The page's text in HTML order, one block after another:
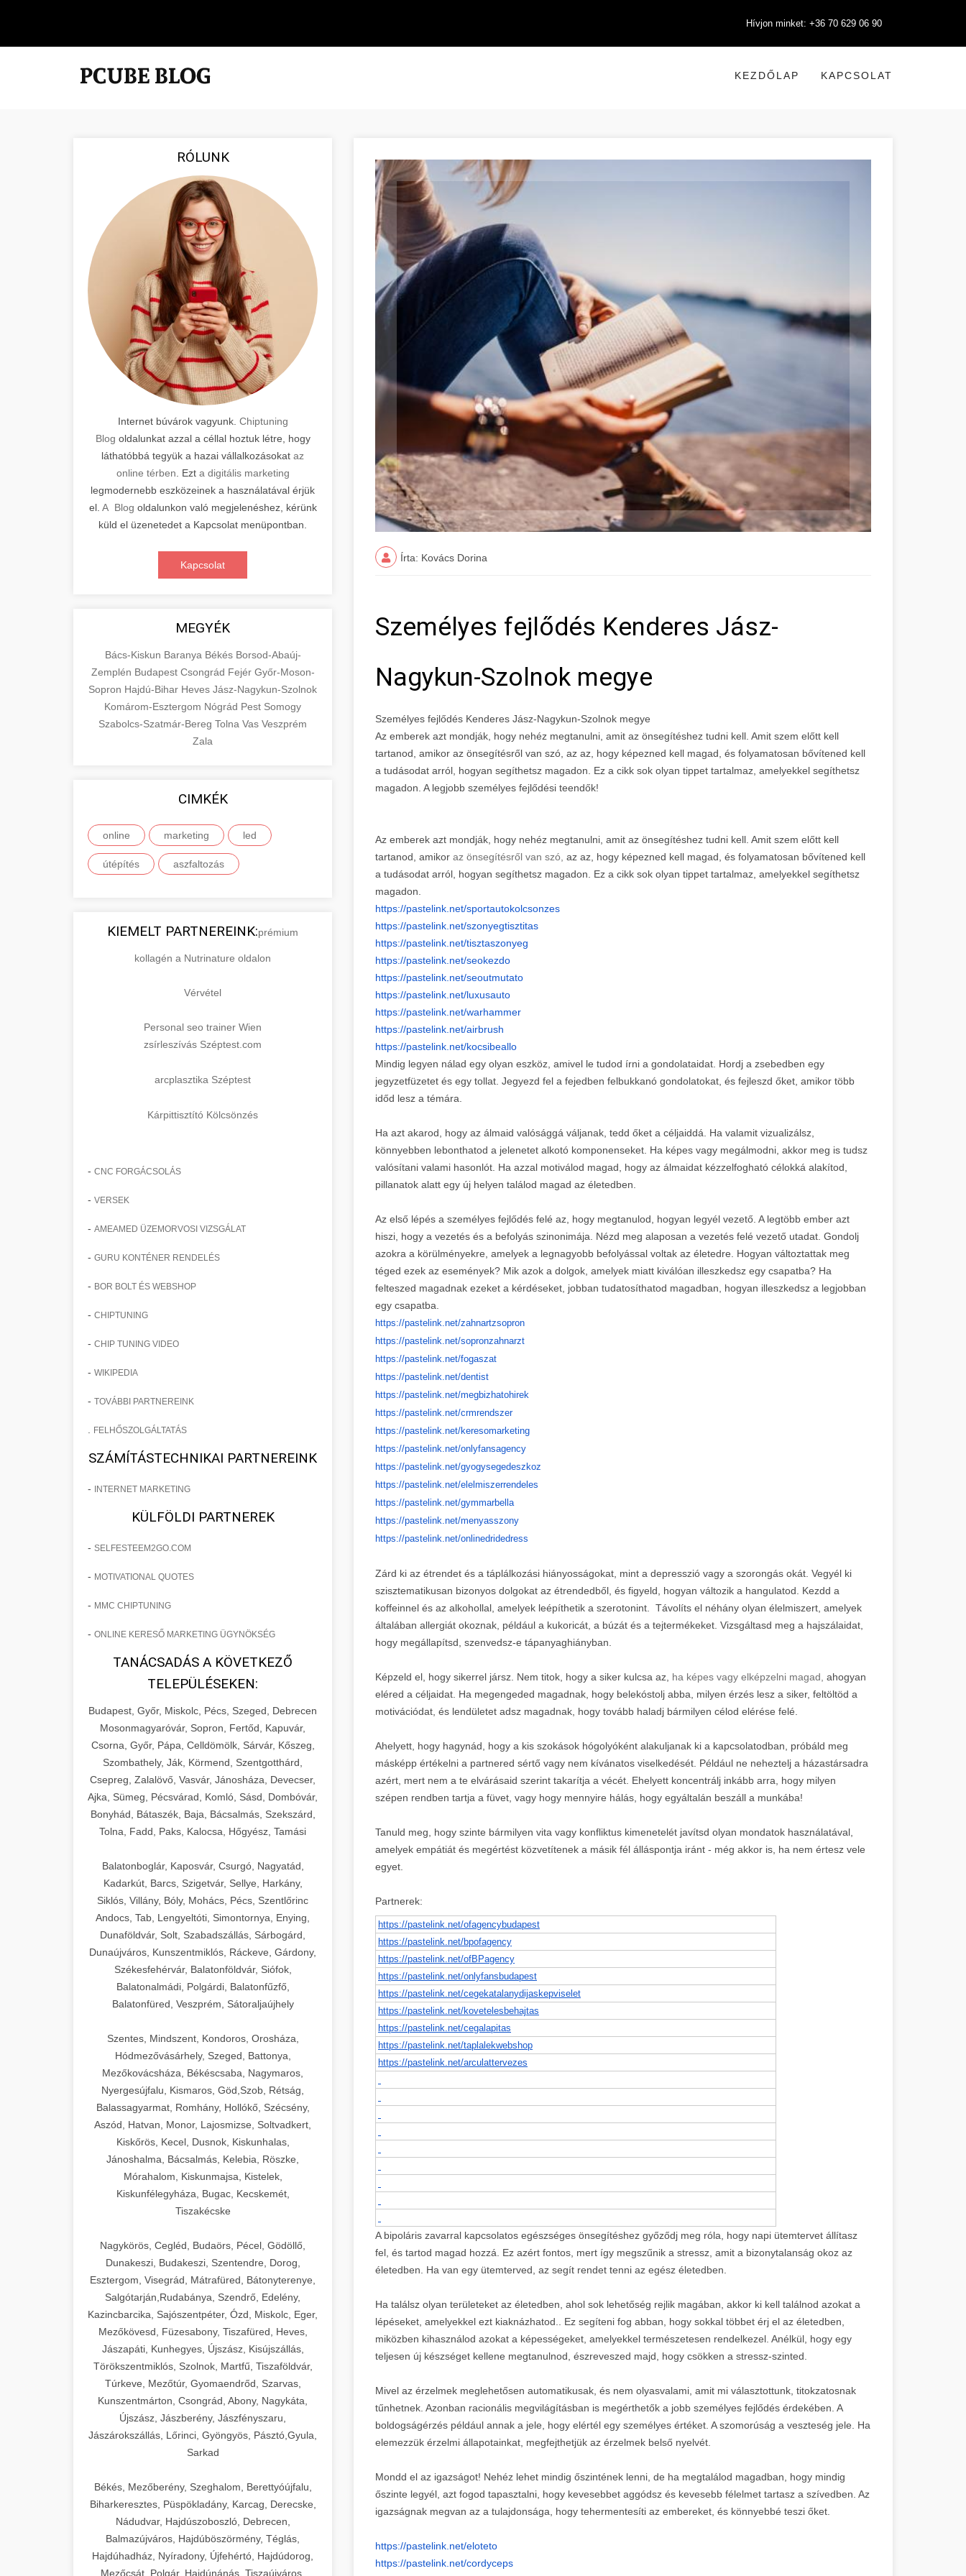
Hívjon minket: +36 70 629 06 90
KEZDŐLAP KAPCSOLAT
RÓLUNK
Internet búvárok vagyunk. Chiptuning
Blog oldalunkat azzal a céllal hoztuk létre, hogy
láthatóbbá tegyük a hazai vállalkozásokat az
online térben . Ezt a digitális marketing
legmodernebb eszközeinek a használatával érjük
el. A Blog oldalunkon való megjelenéshez, kérünk
küld el üzenetedet a Kapcsolat menüpontban.
Kapcsolat
MEGYÉK
Bács-Kiskun Baranya Békés Borsod-Abaúj-
Zemplén Budapest Csongrád Fejér Győr-Moson-
Sopron Hajdú-Bihar Heves Jász-Nagykun-Szolnok
Komárom-Esztergom Nógrád Pest Somogy
Szabolcs-Szatmár-Bereg Tolna Vas Veszprém
Zala
CIMKÉK
online marketing led
útépítés aszfaltozás
KIEMELT PARTNEREINK:prémium
kollagén a Nutrinature oldalon
Vérvétel
Personal seo trainer Wien
zsírleszívás Széptest.com
arcplasztika Széptest
Kárpittisztító Kölcsönzés
- CNC FORGÁCSOLÁS
- VERSEK
- AMEAMED ÜZEMORVOSI VIZSGÁLAT
- GURU KONTÉNER RENDELÉS
- BOR BOLT ÉS WEBSHOP
- CHIPTUNING
- CHIP TUNING VIDEO
- WIKIPEDIA
- TOVÁBBI PARTNEREINK
FELHŐSZOLGÁLTATÁS
SZÁMÍTÁSTECHNIKAI PARTNEREINK
- INTERNET MARKETING
KÜLFÖLDI PARTNEREK
- SELFESTEEM2GO.COM
- MOTIVATIONAL QUOTES
- MMC CHIPTUNING
- ONLINE KERESŐ MARKETING ÜGYNÖKSÉG
TANÁCSADÁS A KÖVETKEZŐ
TELEPÜLÉSEKEN:
Budapest, Győr, Miskolc, Pécs, Szeged, Debrecen
Mosonmagyaróvár, Sopron, Fertőd, Kapuvár,
Csorna, Győr, Pápa, Celldömölk, Sárvár, Kőszeg,
Szombathely, Ják, Körmend, Szentgotthárd,
Csepreg, Zalalövő, Vasvár, Jánosháza, Devecser,
Ajka, Sümeg, Pécsvárad, Komló, Sásd, Dombóvár,
Bonyhád, Bátaszék, Baja, Bácsalmás, Szekszárd,
Tolna, Fadd, Paks, Kalocsa, Hőgyész, Tamási
Balatonboglár, Kaposvár, Csurgó, Nagyatád,
Kadarkút, Barcs, Szigetvár, Sellye, Harkány,
Siklós, Villány, Bóly, Mohács, Pécs, Szentlőrinc
Andocs, Tab, Lengyeltóti, Simontornya, Enying,
Dunaföldvár, Solt, Szabadszállás, Sárbogárd,
Dunaújváros, Kunszentmiklós, Ráckeve, Gárdony,
Székesfehérvár, Balatonföldvár, Siófok,
Balatonalmádi, Polgárdi, Balatonfűzfő,
Balatonfüred, Veszprém, Sátoraljaújhely
Szentes, Mindszent, Kondoros, Orosháza,
Hódmezővásárhely, Szeged, Battonya,
Mezőkovácsháza, Békéscsaba, Nagymaros,
Nyergesújfalu, Kismaros, Göd,Szob, Rétság,
Balassagyarmat, Romhány, Hollókő, Szécsény,
Aszód, Hatvan, Monor, Lajosmizse, Soltvadkert,
Kiskőrös, Kecel, Dusnok, Kiskunhalas,
Jánoshalma, Bácsalmás, Kelebia, Röszke,
Mórahalom, Kiskunmajsa, Kistelek,
Kiskunfélegyháza, Bugac, Kecskemét,
Tiszakécske
Nagykörös, Cegléd, Budaörs, Pécel, Gödöllő,
Dunakeszi, Budakeszi, Szentendre, Dorog,
Esztergom, Visegrád, Mátrafüred, Bátonyterenye,
Salgótarján,Rudabánya, Szendrő, Edelény,
Kazincbarcika, Sajószentpéter, Ózd, Miskolc, Eger,
Mezőkövesd, Füzesabony, Tiszafüred, Heves,
Jászapáti, Kunhegyes, Újszász, Kisújszállás,
Törökszentmiklós, Szolnok, Martfű, Tiszaföldvár,
Túrkeve, Mezőtúr, Gyomaendrőd, Szarvas,
Kunszentmárton, Csongrád, Abony, Nagykáta,
Újszász, Jászberény, Jászfényszaru,
Jászárokszállás, Lőrinci, Gyöngyös, Pásztó,Gyula,
Sarkad
Békés, Mezőberény, Szeghalom, Berettyóújfalu,
Biharkeresztes, Püspökladány, Karcag, Derecske,
Nádudvar, Hajdúszoboszló, Debrecen,
Balmazújváros, Hajdúböszörmény, Téglás,
Hajdúhadház, Nyíradony, Újfehértó, Hajdúdorog,
Mezőcsát, Polgár, Hajdúnánás, Tiszaújváros,
Írta: Kovács Dorina
Személyes fejlődés Kenderes Jász-
Nagykun-Szolnok megye
Személyes fejlődés Kenderes Jász-Nagykun-Szolnok megye
Az emberek azt mondják, hogy nehéz megtanulni, amit az önsegítéshez tudni kell. Amit szem előtt kell
tartanod, amikor az önsegítésről van szó, az az, hogy képezned kell magad, és folyamatosan bővítened kell
a tudásodat arról, hogyan segíthetsz magadon. Ez a cikk sok olyan tippet tartalmaz, amelyekkel segíthetsz
magadon. A legjobb személyes fejlődési teendők!
Az emberek azt mondják, hogy nehéz megtanulni, amit az önsegítéshez tudni kell. Amit szem előtt kell
tartanod, amikor az önsegítésről van szó, az az, hogy képezned kell magad, és folyamatosan bővítened kell
a tudásodat arról, hogyan segíthetsz magadon. Ez a cikk sok olyan tippet tartalmaz, amelyekkel segíthetsz
magadon.
https://pastelink.net/sportautokolcsonzes
https://pastelink.net/szonyegtisztitas
https://pastelink.net/tisztaszonyeg
https://pastelink.net/seokezdo
https://pastelink.net/seoutmutato
https://pastelink.net/luxusauto
https://pastelink.net/warhammer
https://pastelink.net/airbrush
https://pastelink.net/kocsibeallo
Mindig legyen nálad egy olyan eszköz, amivel le tudod írni a gondolataidat. Hordj a zsebedben egy
jegyzetfüzetet és egy tollat. Jegyezd fel a fejedben felbukkanó gondolatokat, és fejleszd őket, amikor több
időd lesz a témára.
Ha azt akarod, hogy az álmaid valósággá váljanak, tedd őket a céljaiddá. Ha valamit vizualizálsz,
könnyebben lebonthatod a jelenetet alkotó komponenseket. Ha képes vagy megálmodni, akkor meg is tudsz
valósítani valami hasonlót. Ha azzal motiválod magad, hogy az álmaidat kézzelfogható célokká alakítod,
pillanatok alatt egy új helyen találod magad az életedben.
Az első lépés a személyes fejlődés felé az, hogy megtanulod, hogyan legyél vezető. A legtöbb ember azt
hiszi, hogy a vezetés és a befolyás szinonimája. Nézd meg alaposan a vezetés felé vezető utadat. Gondolj
azokra a körülményekre, amelyek a legnagyobb befolyással voltak az életedre. Hogyan változtattak meg
téged ezek az események? Mik azok a dolgok, amelyek miatt kiválóan illeszkedsz egy csapatba? Ha
felteszed magadnak ezeket a kérdéseket, jobban tudatosíthatod magadban, hogyan illeszkedsz a legjobban
egy csapatba.
https://pastelink.net/zahnartzsopron
https://pastelink.net/sopronzahnarzt
https://pastelink.net/fogaszat
https://pastelink.net/dentist
https://pastelink.net/megbizhatohirek
https://pastelink.net/crmrendszer
https://pastelink.net/keresomarketing
https://pastelink.net/onlyfansagency
https://pastelink.net/gyogysegedeszkoz
https://pastelink.net/elelmiszerrendeles
https://pastelink.net/gymmarbella
https://pastelink.net/menyasszony
https://pastelink.net/onlinedridedress
Zárd ki az étrendet és a táplálkozási hiányosságokat, mint a depresszió vagy a szorongás okát. Vegyél ki
szisztematikusan bizonyos dolgokat az étrendedből, és figyeld, hogyan változik a hangulatod. Kezdd a
koffeinnel és az alkohollal, amelyek leépíthetik a szerotonint. Távolíts el néhány olyan élelmiszert, amelyek
általában allergiát okoznak, például a kukoricát, a búzát és a tejtermékeket. Vizsgáltasd meg a hajszálaidat,
hogy megállapítsd, szenvedsz-e tápanyaghiányban.
Képzeld el, hogy sikerrel jársz. Nem titok, hogy a siker kulcsa az, ha képes vagy elképzelni magad, ahogyan
eléred a céljaidat. Ha megengeded magadnak, hogy belekóstolj abba, milyen érzés lesz a siker, feltöltöd a
motivációdat, és lendületet adsz magadnak, hogy tovább haladj bármilyen célod elérése felé.
Ahelyett, hogy hagynád, hogy a kis szokások hógolyóként alakuljanak ki a kapcsolatodban, próbáld meg
másképp értékelni a partnered sértő vagy nem kívánatos viselkedését. Például ne neheztelj a házastársadra
azért, mert nem a te elvárásaid szerint takarítja a vécét. Ehelyett koncentrálj inkább arra, hogy milyen
szépen rendben tartja a füvet, vagy hogy mennyire hálás, hogy egyáltalán beszáll a munkába!
Tanuld meg, hogy szinte bármilyen vita vagy konfliktus kimenetelét javítsd olyan mondatok használatával,
amelyek empátiát és megértést közvetítenek a másik fél álláspontja iránt - még akkor is, ha nem értesz vele
egyet.
Partnerek:
https://pastelink.net/ofagencybudapest
https://pastelink.net/bpofagency
https://pastelink.net/ofBPagency
https://pastelink.net/onlyfansbudapest
https://pastelink.net/cegekatalanydijaskepviselet
https://pastelink.net/kovetelesbehajtas
https://pastelink.net/cegalapitas
https://pastelink.net/taplalekwebshop
https://pastelink.net/arculattervezes
A bipoláris zavarral kapcsolatos egészséges önsegítéshez győződj meg róla, hogy napi ütemtervet állítasz
fel, és tartod magad hozzá. Ez azért fontos, mert így megszűnik a stressz, amit a bizonytalanság okoz az
életedben. Ha van egy ütemterved, az segít rendet tenni az egész életedben.
Ha találsz olyan területeket az életedben, ahol sok lehetőség rejlik magában, akkor ki kell találnod azokat a
lépéseket, amelyekkel ezt kiaknázhatod.. Ez segíteni fog abban, hogy sokkal többet érj el az életedben,
miközben kihasználod azokat a képességeket, amelyekkel természetesen rendelkezel. Anélkül, hogy egy
teljesen új készséget kellene megtanulnod, észreveszed majd, hogy csökken a stressz-szinted.
Mivel az érzelmek meglehetősen automatikusak, és nem olyasvalami, amit mi választottunk, titokzatosnak
tűnhetnek. Azonban racionális megvilágításban is megérthetők a jobb személyes fejlődés érdekében. A
boldogságérzés például annak a jele, hogy elértél egy személyes értéket. A szomorúság a veszteség jele. Ha
elemezzük érzelmi állapotainkat, megfejthetjük az érzelmek belső nyelvét.
Mondd el az igazságot! Nehéz lehet mindig őszintének lenni, de ha megtalálod magadban, hogy mindig
őszinte legyél, azt fogod tapasztalni, hogy kevesebbet aggódsz és kevesebb félelmet tartasz a szívedben. Az
igazságnak megvan az a tulajdonsága, hogy tehermentesíti az embereket, és könnyebbé teszi őket.
https://pastelink.net/eloteto
https://pastelink.net/cordyceps